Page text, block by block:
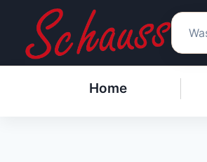
springen
Home